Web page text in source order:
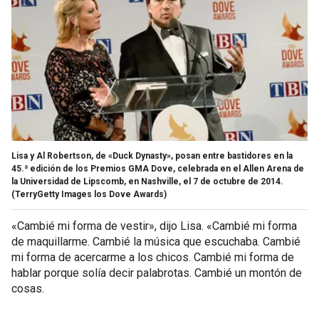
Lisa y Al Robertson, de «Duck Dynasty», posan entre bastidores en la
45.ª edición de los Premios GMA Dove, celebrada en el Allen Arena de
la Universidad de Lipscomb, en Nashville, el 7 de octubre de 2014.
(TerryGetty Images los Dove Awards)
«Cambié mi forma de vestir», dijo Lisa. «Cambié mi forma
de maquillarme. Cambié la música que escuchaba. Cambié
mi forma de acercarme a los chicos. Cambié mi forma de
hablar porque solía decir palabrotas. Cambié un montón de
cosas.